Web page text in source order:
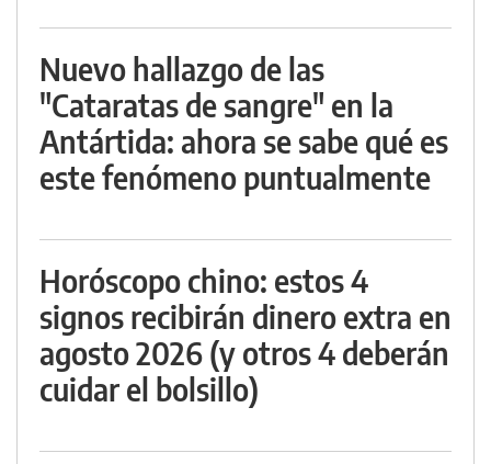
Nuevo hallazgo de las
"Cataratas de sangre" en la
Antártida: ahora se sabe qué es
este fenómeno puntualmente
Horóscopo chino: estos 4
signos recibirán dinero extra en
agosto 2026 (y otros 4 deberán
cuidar el bolsillo)